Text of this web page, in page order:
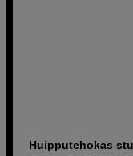
Huipputehokas